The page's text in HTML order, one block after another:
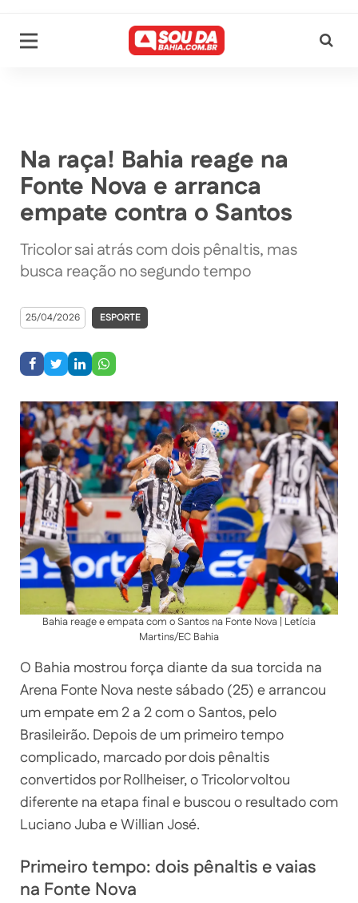
Na raça! Bahia reage na
Fonte Nova e arranca
empate contra o Santos
Tricolor sai atrás com dois pênaltis, mas
busca reação no segundo tempo
25/04/2026 ESPORTE
Bahia reage e empata com o Santos na Fonte Nova | Letícia
Martins/EC Bahia
O Bahia mostrou força diante da sua torcida na
Arena Fonte Nova neste sábado (25) e arrancou
um empate em 2 a 2 com o Santos, pelo
Brasileirão. Depois de um primeiro tempo
complicado, marcado por dois pênaltis
convertidos por Rollheiser, o Tricolor voltou
diferente na etapa final e buscou o resultado com
Luciano Juba e Willian José.
Primeiro tempo: dois pênaltis e vaias
na Fonte Nova